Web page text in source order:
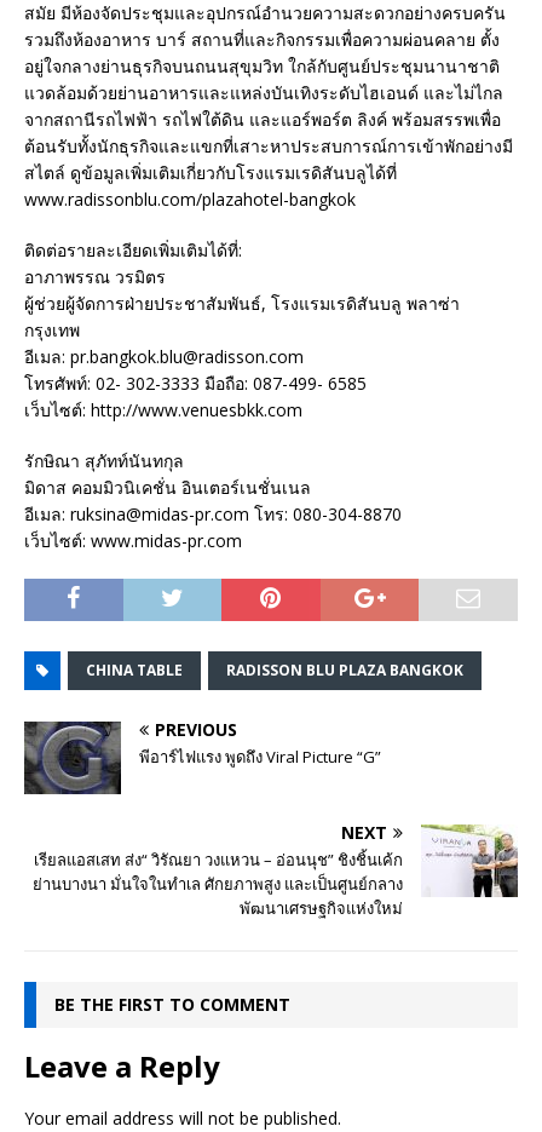
สมัย มีห้องจัดประชุมและอุปกรณ์อำนวยความสะดวกอย่างครบครัน
รวมถึงห้องอาหาร บาร์ สถานที่และกิจกรรมเพื่อความผ่อนคลาย ตั้ง
อยู่ใจกลางย่านธุรกิจบนถนนสุขุมวิท ใกล้กับศูนย์ประชุมนานาชาติ
แวดล้อมด้วยย่านอาหารและแหล่งบันเทิงระดับไฮเอนด์ และไม่ไกล
จากสถานีรถไฟฟ้า รถไฟใต้ดิน และแอร์พอร์ต ลิงค์ พร้อมสรรพเพื่อ
ต้อนรับทั้งนักธุรกิจและแขกที่เสาะหาประสบการณ์การเข้าพักอย่างมี
สไตล์ ดูข้อมูลเพิ่มเติมเกี่ยวกับโรงแรมเรดิสันบลูได้ที่
www.radissonblu.com/plazahotel-bangkok
ติดต่อรายละเอียดเพิ่มเติมได้ที่:
อาภาพรรณ วรมิตร
ผู้ช่วยผู้จัดการฝ่ายประชาสัมพันธ์, โรงแรมเรดิสันบลู พลาซ่า
กรุงเทพ
อีเมล: pr.bangkok.blu@radisson.com
โทรศัพท์: 02- 302-3333 มือถือ: 087-499- 6585
เว็บไซต์: http://www.venuesbkk.com
รักษิณา สุภัทท์นันทกุล
มิดาส คอมมิวนิเคชั่น อินเตอร์เนชั่นเนล
อีเมล: ruksina@midas-pr.com โทร: 080-304-8870
เว็บไซต์: www.midas-pr.com
CHINA TABLE RADISSON BLU PLAZA BANGKOK
PREVIOUS
พีอาร์ไฟแรง พูดถึง Viral Picture “G”
NEXT
เรียลแอสเสท ส่ง“ วิรัณยา วงแหวน – อ่อนนุช” ชิงชิ้นเค้ก
ย่านบางนา มั่นใจในทำเล ศักยภาพสูง และเป็นศูนย์กลาง
พัฒนาเศรษฐกิจแห่งใหม่
BE THE FIRST TO COMMENT
Leave a Reply
Your email address will not be published.